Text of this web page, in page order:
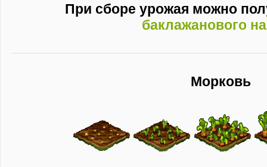
При сборе урожая можно
баклажанового
Морковь